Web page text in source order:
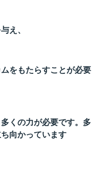
与え、
をもたらすことが必要
くの力が必要です。多
向かっています